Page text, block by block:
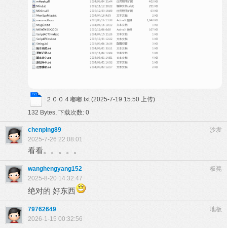
２００４嘟嘟.txt (2025-7-19 15:50 上传)
132 Bytes, 下载次数: 0
沙发
chenping89
2025-7-26 22:08:01
看看。。。。。
板凳
wanghengyang152
2025-8-20 14:32:47
绝对的 好东西
地板
79762649
2026-1-15 00:32:56